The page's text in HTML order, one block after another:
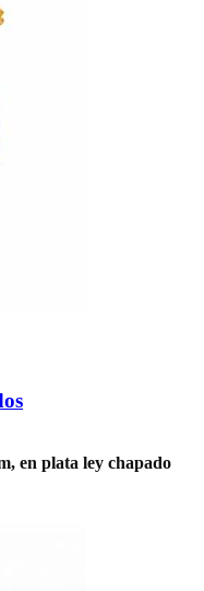
en plata ley chapado